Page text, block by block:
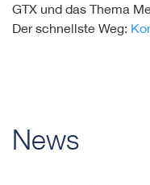
GTX und das Thema
Der schnellste Weg:
News